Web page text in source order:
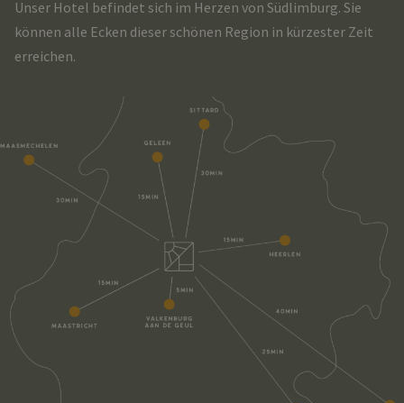
Unser Hotel befindet sich im Herzen von Südlimburg. Sie
können alle Ecken dieser schönen Region in kürzester Zeit
erreichen.